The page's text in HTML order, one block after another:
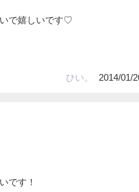
で嬉しいです♡
ひい。
2014/01/
です！